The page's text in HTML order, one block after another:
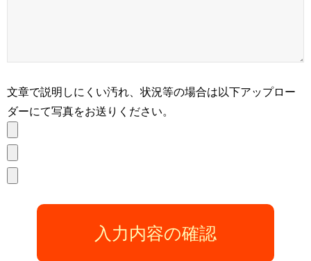
文章で説明しにくい汚れ、状況等の場合は以下アップロー
ダーにて写真をお送りください。